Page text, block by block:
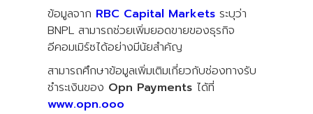
ข้อมูลจาก RBC Capital Markets ระบุว่า
BNPL สามารถช่วยเพิ่มยอดขายของธุรกิจ
อีคอมเมิร์ซได้อย่างมีนัยสำคัญ
สามารถศึกษาข้อมูลเพิ่มเติมเกี่ยวกับช่องทางรับ
ชำระเงินของ Opn Payments ได้ที่
www.opn.ooo